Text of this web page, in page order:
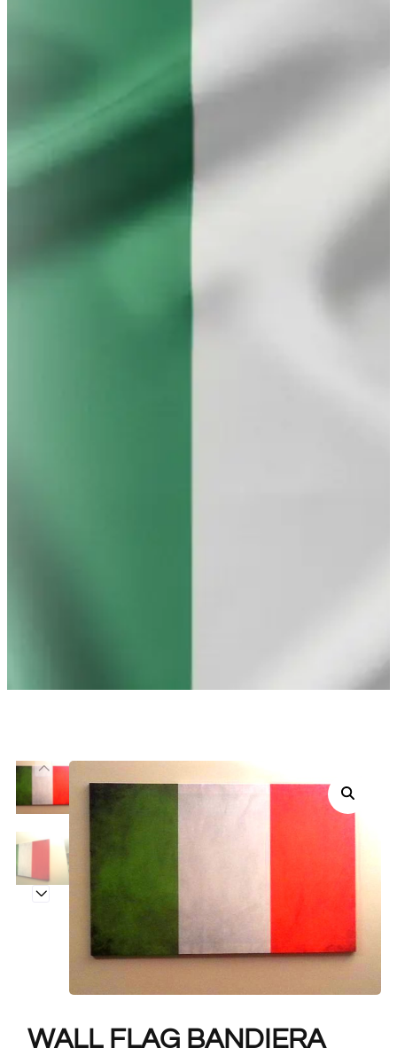
WALL FLAG BANDIERA